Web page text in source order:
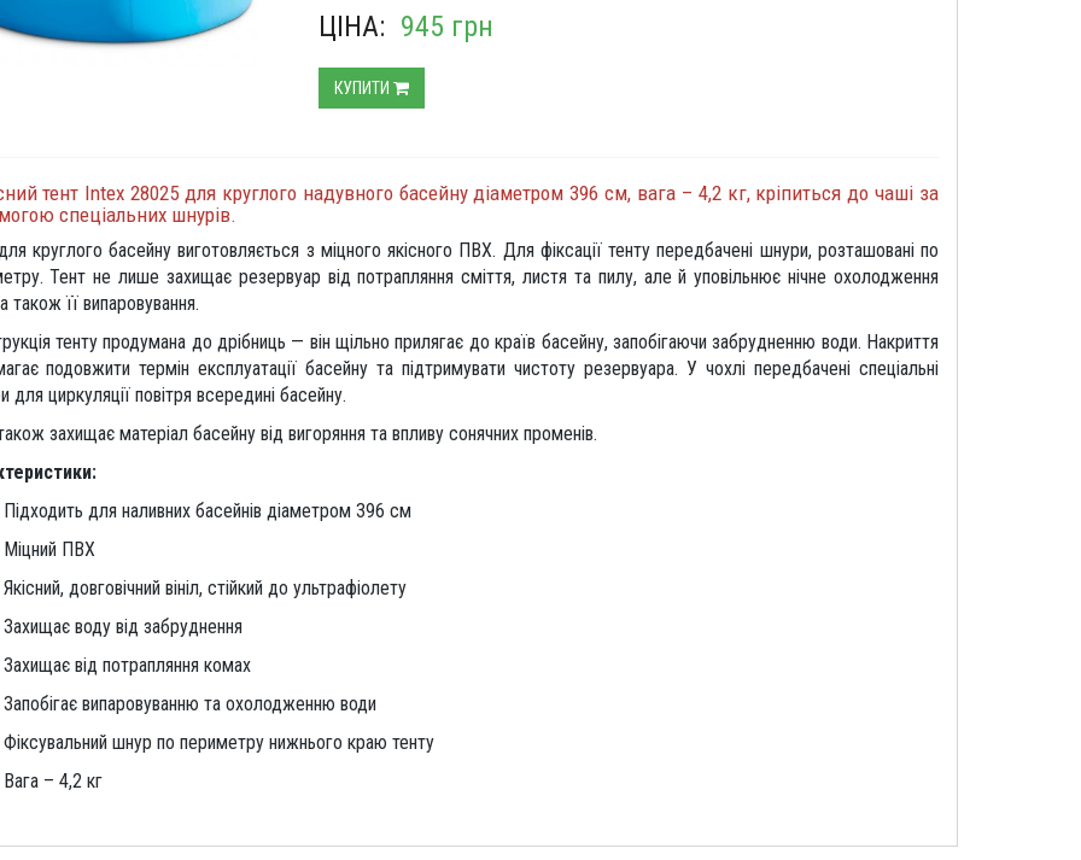
ЦІНА: 945 грн
КУПИТИ
тент Intex 28025 для круглого надувного басейну діаметром 396 см, вага – 4,2 кг, кріпиться до чаші за
спеціальних шнурів.
круглого басейну виготовляється з міцного якісного ПВХ. Для фіксації тенту передбачені шнури, розташовані по
Тент не лише захищає резервуар від потрапляння сміття, листя та пилу, але й уповільнює нічне охолодження
також її випаровування.
тенту продумана до дрібниць — він щільно прилягає до країв басейну, запобігаючи забрудненню води. Накриття
подовжити термін експлуатації басейну та підтримувати чистоту резервуара. У чохлі передбачені спеціальні
для циркуляції повітря всередині басейну.
захищає матеріал басейну від вигоряння та впливу сонячних променів.
Підходить для наливних басейнів діаметром 396 см
Міцний ПВХ
Якісний, довговічний вініл, стійкий до ультрафіолету
Захищає воду від забруднення
Захищає від потрапляння комах
Запобігає випаровуванню та охолодженню води
Фіксувальний шнур по периметру нижнього краю тенту
Вага – 4,2 кг